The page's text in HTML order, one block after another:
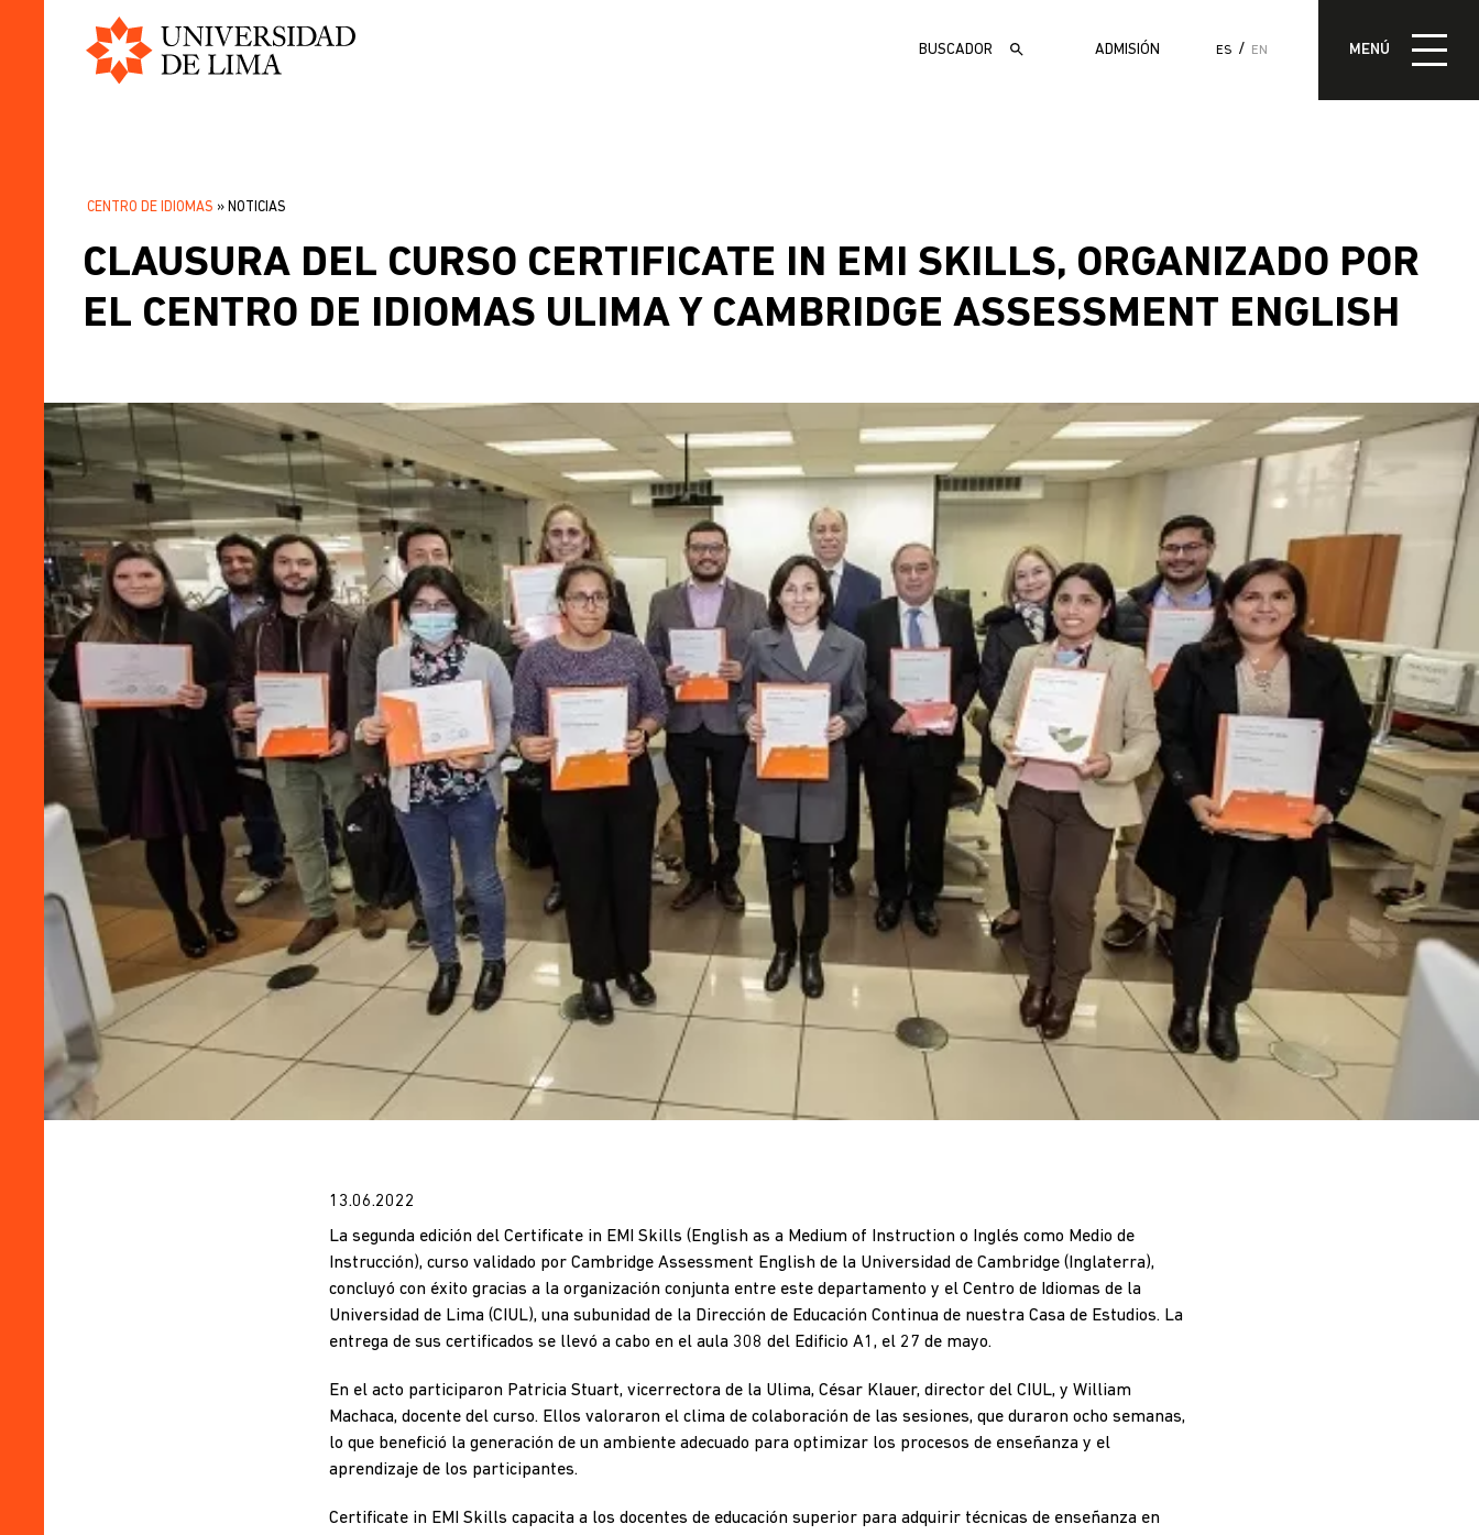
Buscar
MENÚ
ADMISIÓN ES EN MENÚ
SOBRESCRIBIR
ENLACES
DE
LA
NAVEGACIÓN
CENTRO DE IDIOMAS NOTICIAS
CLAUSURA DEL CURSO CERTIFICATE IN EMI SKILLS, ORGANIZADO POR
EL CENTRO DE IDIOMAS ULIMA Y CAMBRIDGE ASSESSMENT ENGLISH
13.06.2022
La segunda edición del Certificate in EMI Skills (English as a Medium of Instruction o Inglés como Medio de
Instrucción), curso validado por Cambridge Assessment English de la Universidad de Cambridge (Inglaterra),
concluyó con éxito gracias a la organización conjunta entre este departamento y el Centro de Idiomas de la
Universidad de Lima (CIUL), una subunidad de la Dirección de Educación Continua de nuestra Casa de Estudios. La
entrega de sus certificados se llevó a cabo en el aula 308 del Edificio A1, el 27 de mayo.
En el acto participaron Patricia Stuart, vicerrectora de la Ulima, César Klauer, director del CIUL, y William
Machaca, docente del curso. Ellos valoraron el clima de colaboración de las sesiones, que duraron ocho semanas,
lo que benefició la generación de un ambiente adecuado para optimizar los procesos de enseñanza y el
aprendizaje de los participantes.
Certificate in EMI Skills capacita a los docentes de educación superior para adquirir técnicas de enseñanza en